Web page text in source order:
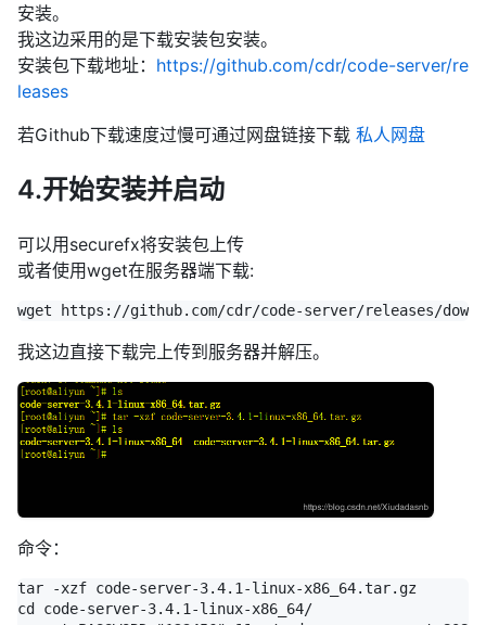
安装。
我这边采用的是下载安装包安装。
安装包下载地址： https://github.com/cdr/code-server/re
leases
若Github下载速度过慢可通过网盘链接下载 私人网盘
4.开始安装并启动
可以用securefx将安装包上传
或者使用wget在服务器端下载:
我这边直接下载完上传到服务器并解压。
命令：
tar -xzf code-server-3.4.1-linux-x86_64.tar.gz
cd code-server-3.4.1-linux-x86_64/